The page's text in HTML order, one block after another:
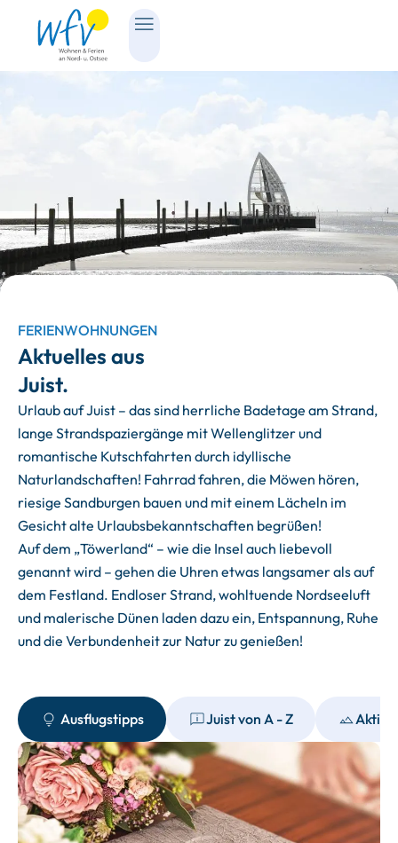
FERIENWOHNUNGEN
Aktuelles aus
Juist.
Urlaub auf Juist – das sind herrliche Badetage am Strand,
lange Strandspaziergänge mit Wellenglitzer und
romantische Kutschfahrten durch idyllische
Naturlandschaften! Fahrrad fahren, die Möwen hören,
riesige Sandburgen bauen und mit einem Lächeln im
Gesicht alte Urlaubsbekanntschaften begrüßen!
Auf dem „Töwerland“ – wie die Insel auch liebevoll
genannt wird – gehen die Uhren etwas langsamer als auf
dem Festland. Endloser Strand, wohltuende Nordseeluft
und malerische Dünen laden dazu ein, Entspannung, Ruhe
und die Verbundenheit zur Natur zu genießen!
Ausflugstipps Juist von A - Z Aktiv